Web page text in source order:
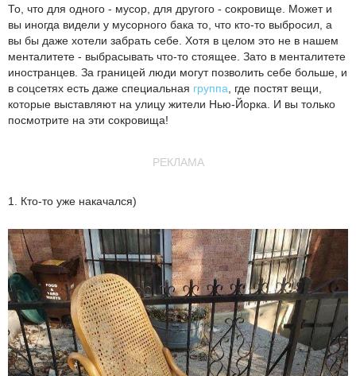
То, что для одного - мусор, для другого - сокровище. Может и
вы иногда видели у мусорного бака то, что кто-то выбросил, а
вы бы даже хотели забрать себе. Хотя в целом это не в нашем
менталитете - выбрасывать что-то стоящее. Зато в менталитете
иностранцев. За границей люди могут позволить себе больше, и
в соцсетях есть даже специальная группа , где постят вещи,
которые выставляют на улицу жители Нью-Йорка. И вы только
посмотрите на эти сокровища!
РЕКЛАМА
1. Кто-то уже накачался)